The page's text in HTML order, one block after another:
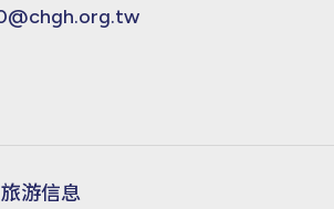
旅游信息